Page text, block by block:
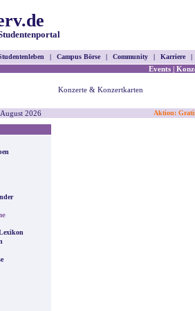
| Campus Börse | Community | Karriere |
Events |
Konzerte & Konzertkarten
2026 Aktion: